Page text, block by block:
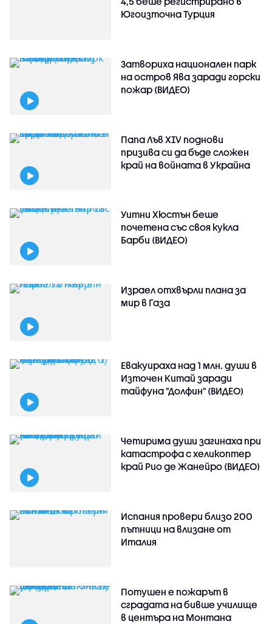
Югоизточна Турция
Затвориха национален парк
на остров Ява заради горски
пожар (ВИДЕО)
Папа Лъв XIV поднови
призива си да бъде сложен
край на войната в Украйна
Уитни Хюстън беше
почетена със своя кукла
Барби (ВИДЕО)
Израел отхвърли плана за
мир в Газа
Евакуираха над 1 млн. души в
Източен Китай заради
тайфуна "Долфин" (ВИДЕО)
Четирима души загинаха при
катастрофа с хеликоптер
край Рио де Жанейро (ВИДЕО)
Испания провери близо 200
пътници на влизане от
Италия
Потушен е пожарът в
сградата на бивше училище
в центъра на Монтана